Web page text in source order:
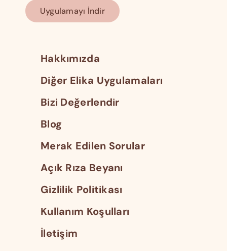
Uygulamayı İndir
Hakkımızda
Diğer Elika Uygulamaları
Bizi Değerlendir
Blog
Merak Edilen Sorular
Açık Rıza Beyanı
Gizlilik Politikası
Kullanım Koşulları
İletişim